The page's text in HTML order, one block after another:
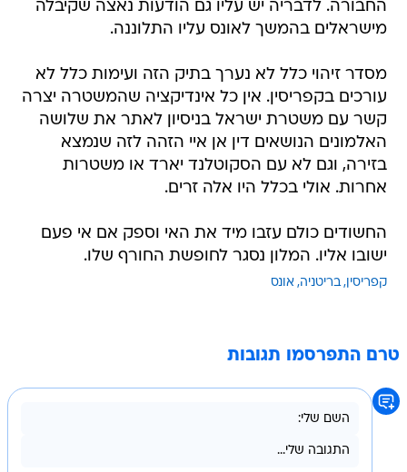
החבורה. לדבריה יש עליו גם הודעות נאצה שקיבלה
מישראלים בהמשך לאונס עליו התלוננה.
מסדר זיהוי כלל לא נערך בתיק הזה ועימות כלל לא
עורכים בקפריסין. אין כל אינדיקציה שהמשטרה יצרה
קשר עם משטרת ישראל בניסיון לאתר את שלושה
האלמונים הנושאים דין אן איי הזהה לזה שנמצא
בזירה, וגם לא עם הסקוטלנד יארד או משטרות
אחרות. אולי בכלל היו אלה זרים.
החשודים כולם עזבו מיד את האי וספק אם אי פעם
ישובו אליו. המלון נסגר לחופשת החורף שלו.
קפריסין בריטניה אונס
טרם התפרסמו תגובות